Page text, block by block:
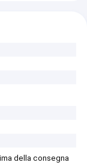
della consegna